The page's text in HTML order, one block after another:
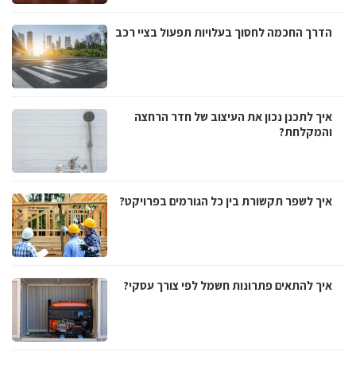
הדרך החכמה לחסוך בעלויות תפעול בציי רכב
איך לתכנן נכון את העיצוב של חדר הרחצה
והמקלחת?
איך לשפר תקשורת בין כל הגורמים בפרויקט?
איך להתאים פתרונות חשמל לפי צורך עסקי?